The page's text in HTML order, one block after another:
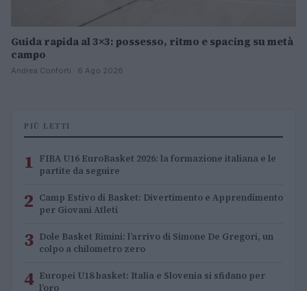
Guida rapida al 3×3: possesso, ritmo e spacing su metà
campo
Andrea Conforti · 6 Ago 2026
PIÙ LETTI
1 FIBA U16 EuroBasket 2026: la formazione italiana e le
partite da seguire
2 Camp Estivo di Basket: Divertimento e Apprendimento
per Giovani Atleti
3 Dole Basket Rimini: l’arrivo di Simone De Gregori, un
colpo a chilometro zero
4 Europei U18 basket: Italia e Slovenia si sfidano per
l’oro